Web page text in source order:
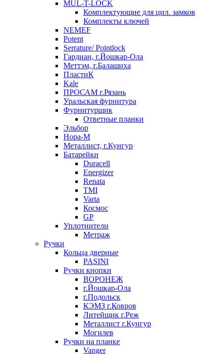
MUL-T-LOCK
Комплектующие для цил. замков
Комплекты ключей
NEMEF
Potent
Serrature/ Pointlock
Гардиан, г.Йошкар-Ола
Меттэм, г.Балашиха
ПластиК
Kale
ПРОСАМ г.Рязань
Уральская фурнитура
Фурнитурщик
Ответные планки
Эльбор
Нора-М
Металлист, г.Кунгур
Батарейки
Duracell
Energizer
Renata
TMI
Varta
Космос
GP
Уплотнители
Метраж
Ручки
Кольца дверные
PASINI
Ручки кнопки
ВОРОНЕЖ
г.Йошкар-Ола
г.Подольск
КЭМЗ г.Ковров
Литейщик г.Реж
Металлист г.Кунгур
Могилев
Ручки на планке
Vanger